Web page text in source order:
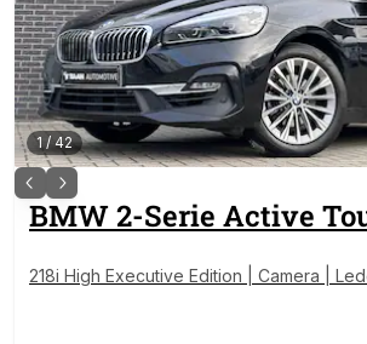
1/42
BMW2-Serie Active
218i High Executive Edition | Camera |